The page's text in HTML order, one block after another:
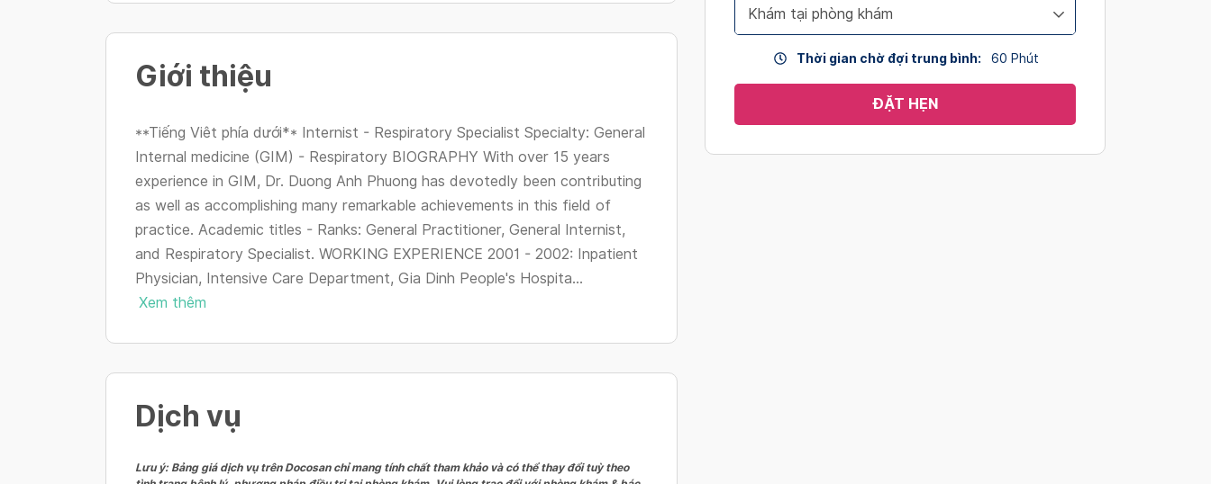
Giới thiệu
**Tiếng Viêt phía dưới** Internist - Respiratory Specialist Specialty: General
Internal medicine (GIM) - Respiratory BIOGRAPHY With over 15 years
experience in GIM, Dr. Duong Anh Phuong has devotedly been contributing
as well as accomplishing many remarkable achievements in this field of
practice. Academic titles - Ranks: General Practitioner, General Internist,
and Respiratory Specialist. WORKING EXPERIENCE 2001 - 2002: Inpatient
Physician, Intensive Care Department, Gia Dinh People's Hospita...
Xem thêm
Dịch vụ
Lưu ý: Bảng giá dịch vụ trên Docosan chỉ mang tính chất tham khảo và có thể thay đổi tuỳ theo
the
keyboard
shortcuts
Khám tại phòng khám
Thời gian chờ đợi trung bình: 60 Phút
ĐẶT HẸN